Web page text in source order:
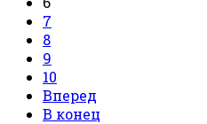
7
8
9
10
Вперед
В конец